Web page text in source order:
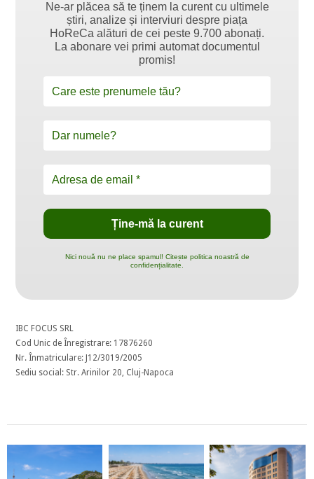
Ne-ar plăcea să te ținem la curent cu ultimele
știri, analize și interviuri despre piața
HoReCa alături de cei peste 9.700 abonați.
La abonare vei primi automat documentul
promis!
Nici nouă nu ne place spamul! Citește politica noastră de
confidențialitate.
IBC FOCUS SRL
Cod Unic de Înregistrare: 17876260
Nr. Înmatriculare: J12/3019/2005
Sediu social: Str. Arinilor 20, Cluj-Napoca